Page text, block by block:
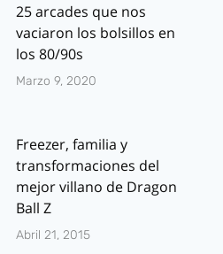
25 arcades que nos
vaciaron los bolsillos en
los 80/90s
Marzo 9, 2020
Freezer, familia y
transformaciones del
mejor villano de Dragon
Ball Z
Abril 21, 2015